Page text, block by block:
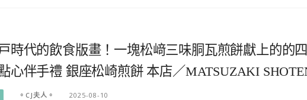
時代的飲食版畫！一塊松﨑三味胴瓦煎餅獻上的的
心伴手禮 銀座松崎煎餅 本店／MATSUZAKI
。CJ夫人。 2025-08-10